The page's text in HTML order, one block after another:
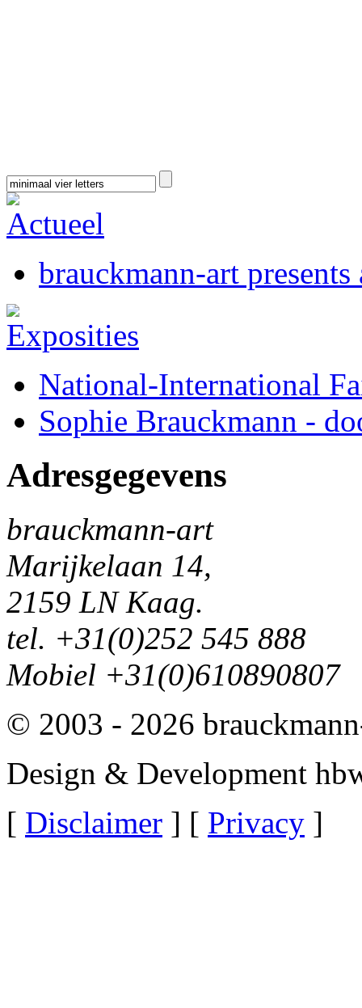
brauckmann-art presents
National-International
Sophie Brauckmann -
Adresgegevens
brauckmann-art
Marijkelaan 14,
2159 LN Kaag.
tel. +31(0)252 545 888
Mobiel +31(0)610890807
© 2003 - 2026
Design & Development
[ Disclaimer ] [ Privacy ]